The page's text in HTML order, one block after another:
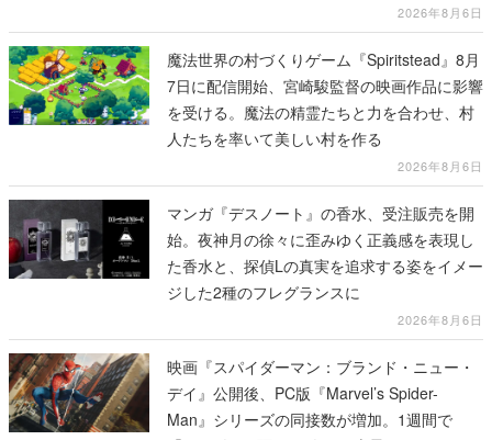
2026年8月6日
魔法世界の村づくりゲーム『Spiritstead』8月
7日に配信開始、宮崎駿監督の映画作品に影響
を受ける。魔法の精霊たちと力を合わせ、村
人たちを率いて美しい村を作る
2026年8月6日
マンガ『デスノート』の香水、受注販売を開
始。夜神月の徐々に歪みゆく正義感を表現し
た香水と、探偵Lの真実を追求する姿をイメー
ジした2種のフレグランスに
2026年8月6日
映画『スパイダーマン：ブランド・ニュー・
デイ』公開後、PC版『Marvel’s Spider-
Man』シリーズの同接数が増加。1週間で